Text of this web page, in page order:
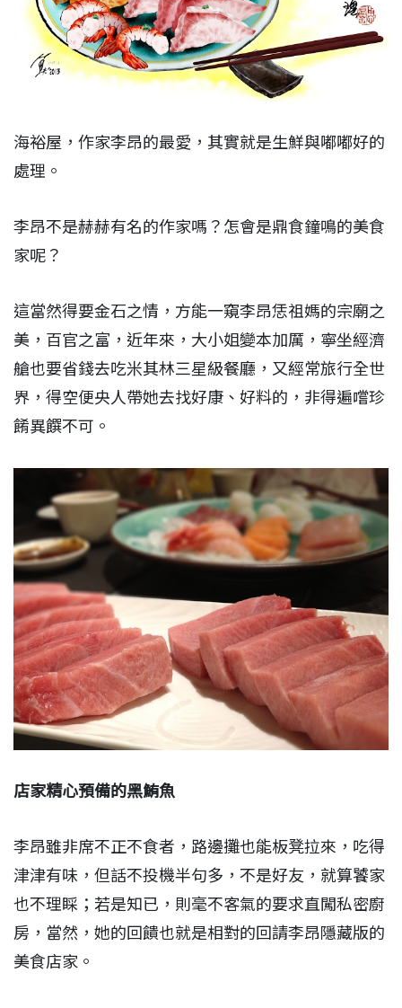
海裕屋，作家李昂的最愛，其實就是生鮮與嘟嘟好的
處理。
李昂不是赫赫有名的作家嗎？怎會是鼎食鐘鳴的美食
家呢？
這當然得要金石之情，方能一窺李昂恁祖媽的宗廟之
美，百官之富，近年來，大小姐變本加厲，寧坐經濟
艙也要省錢去吃米其林三星級餐廳，又經常旅行全世
界，得空便央人帶她去找好康、好料的，非得遍嚐珍
餚異饌不可。
店家精心預備的黑鮪魚
李昂雖非席不正不食者，路邊攤也能板凳拉來，吃得
津津有味，但話不投機半句多，不是好友，就算饕家
也不理睬；若是知已，則毫不客氣的要求直闖私密廚
房，當然，她的回饋也就是相對的回請李昂隱藏版的
美食店家。